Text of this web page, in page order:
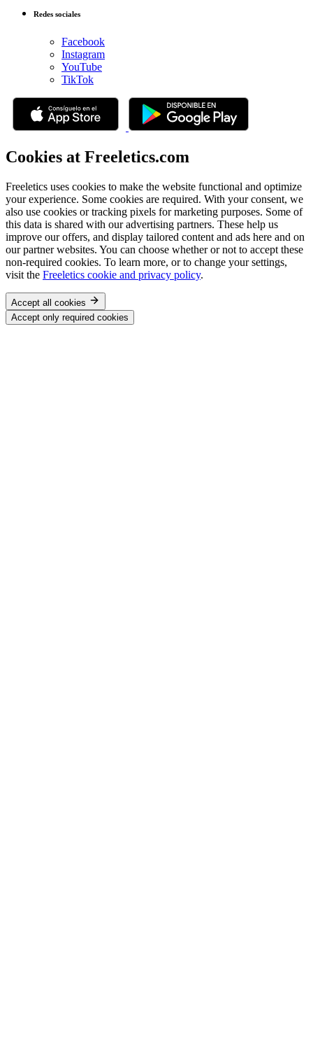
Redes sociales
Facebook
Instagram
YouTube
TikTok
Cookies at Freeletics.com
Freeletics uses cookies to make the website functional and optimize
your experience. Some cookies are required. With your consent, we
also use cookies or tracking pixels for marketing purposes. Some of
this data is shared with our advertising partners. These help us
improve our offers, and display tailored content and ads here and on
our partner websites. You can choose whether or not to accept these
non-required cookies. To learn more, or to change your settings,
visit the Freeletics cookie and privacy policy.
Accept all cookies
Accept only required cookies